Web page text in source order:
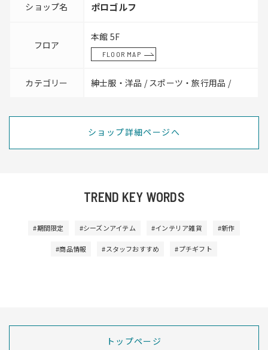
ショップ名 ポロゴルフ
フロア
本館 5F
FLOOR MAP
カテゴリー 紳士服・洋品 / スポーツ・旅行用品 /
ショップ詳細ページへ
TREND KEY WORDS
#期間限定 #シーズンアイテム #インテリア雑貨 #新作
#商品情報 #スタッフおすすめ #プチギフト
トップページ